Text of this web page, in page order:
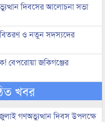
দিবসের আলোচনা সভা
বিতরণ ও নতুন সদস্যদের
বেপরোয়া জকিগঞ্জের
খবর
গণঅভ্যুত্থান দিবস উপলক্ষে